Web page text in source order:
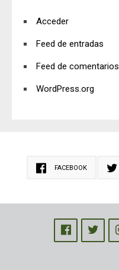
Acceder
Feed de entradas
Feed de comentarios
WordPress.org
FACEBOOK